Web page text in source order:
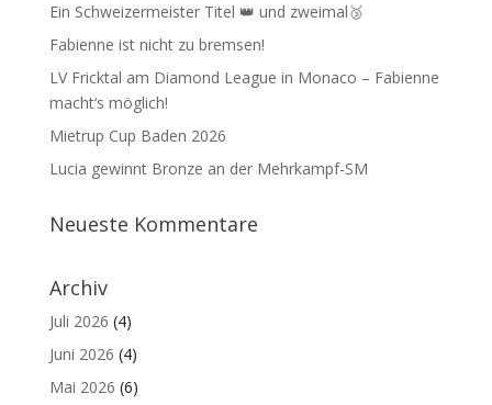
Ein Schweizermeister Titel 👑 und zweimal🥉
Fabienne ist nicht zu bremsen!
LV Fricktal am Diamond League in Monaco – Fabienne
macht‘s möglich!
Mietrup Cup Baden 2026
Lucia gewinnt Bronze an der Mehrkampf-SM
Neueste Kommentare
Archiv
Juli 2026 (4)
Juni 2026 (4)
Mai 2026 (6)